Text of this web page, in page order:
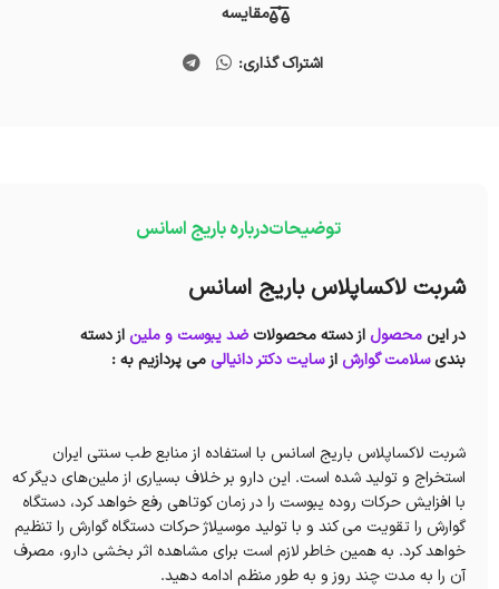
مقایسه
اشتراک گذاری:
توضیحاتدرباره باریج اسانس
شربت لاکساپلاس باریج اسانس
در این محصول از دسته محصولات ضد یبوست و ملین از دسته
بندیسلامت گوارش ازسایت دکتر دانیالیمی پردازیم به :
شربت لاکساپلاس باریج اسانس با استفاده از منابع طب سنتی ایران
استخراج و تولید شده است. این دارو بر خلاف بسیاری از ملین‌های دیگر که
با افزایش حرکات روده یبوست را در زمان کوتاهی رفع خواهد کرد، دستگاه
گوارش را تقویت می کند و با تولید موسیلاژ حرکات دستگاه گوارش را تنظیم
خواهد کرد. به همین خاطر لازم است برای مشاهده اثر بخشی دارو، مصرف
آن را به مدت چند روز و به طور منظم ادامه دهید.